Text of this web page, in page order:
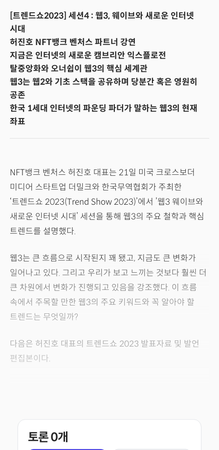
[트렌드쇼2023] 세션4 : 웹3, 웨이브와 새로운 인터넷
시대
허진호 NFT뱅크 벤처스 파트너 강연
지금은 인터넷의 새로운 캠브리안 익스플로전
탈중앙화와 오너쉽이 웹3의 핵심 세계관
웹3는 웹2와 기초 스택을 공유하며 당분간 혹은 영원히
공존
한국 1세대 인터넷의 파운딩 파더가 말하는 웹3의 현재
좌표
NFT뱅크 벤처스 허진호 대표는 21일 미국 크로스보더
미디어 스타트업 더밀크와 한국무역협회가 주최한
‘트렌드쇼 2023(Trend Show 2023)’에서 ’웹3 웨이브와
새로운 인터넷 시대’ 세션을 통해 웹3의 주요 철학과 핵심
트렌드를 설명했다.
웹3는 큰 흐름으로 시작된지 꽤 됐고, 지금도 큰 변화가
일어나고 있다. 그리고 우리가 보고 느끼는 것보다 훨씬 더
큰 차원에서 변화가 진행되고 있음을 강조했다. 이 흐름
속에서 주목할 만한 웹3의 주요 키워드와 꼭 알아야 할
트렌드는 무엇일까?
다음은 허진호 대표의 트렌드쇼 2023 발표자료 및 발언
편집본이다.
토론0개